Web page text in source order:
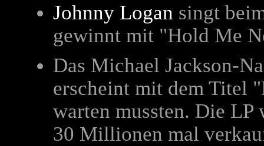
Johnny Logan singt
gewinnt mit "Hold Me
Das Michael Jackson-
erscheint mit dem Titel
warten mussten. Die
30 Millionen mal